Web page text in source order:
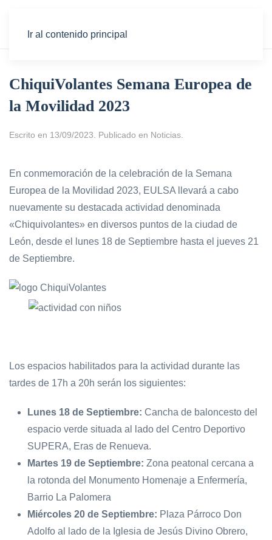
Ir al contenido principal
ChiquiVolantes Semana Europea de
la Movilidad 2023
Escrito en 13/09/2023 . Publicado en Noticias
En conmemoración de la celebración de la Semana
Europea de la Movilidad 2023, EULSA llevará a cabo
nuevamente su destacada actividad denominada
«Chiquivolantes» en diversos puntos de la ciudad de
León, desde el lunes 18 de Septiembre hasta el jueves 21
de Septiembre.
Los espacios habilitados para la actividad durante las
tardes de 17h a 20h serán los siguientes:
Lunes 18 de Septiembre: Cancha de baloncesto del
espacio verde situada al lado del Centro Deportivo
SUPERA, Eras de Renueva.
Martes 19 de Septiembre: Zona peatonal cercana a
la rotonda del Monumento Homenaje a Enfermería,
Barrio La Palomera
Miércoles 20 de Septiembre: Plaza Párroco Don
Adolfo al lado de la Iglesia de Jesús Divino Obrero,